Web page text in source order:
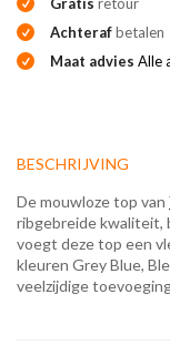
Achterafbetalen
Maat advies Alle
BESCHRIJVING
De mouwloze top van
ribgebreide
voegt deze top een
kleuren Grey Blue,
veelzijdige